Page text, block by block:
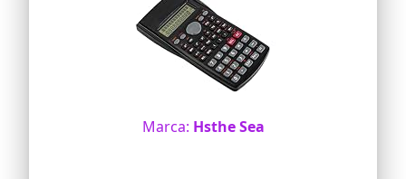
Marca: Hsthe Sea